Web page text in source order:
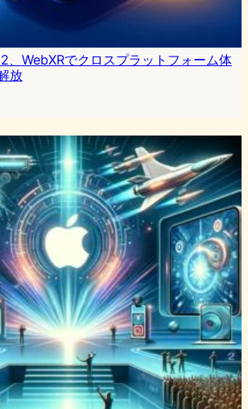
WebXRでクロスプラットフォーム体
放